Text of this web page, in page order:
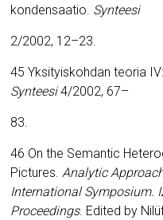
kondensaatio. Synteesi
2/2002, 12–23.
45 Yksityiskohdan teoria
Synteesi4/2002, 67–
83.
46 On the Semantic
Pictures.Analytic
International Symposium.
Proceedings. Edited by